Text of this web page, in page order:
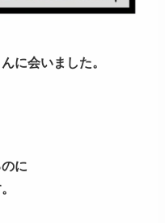
に会いました。
に